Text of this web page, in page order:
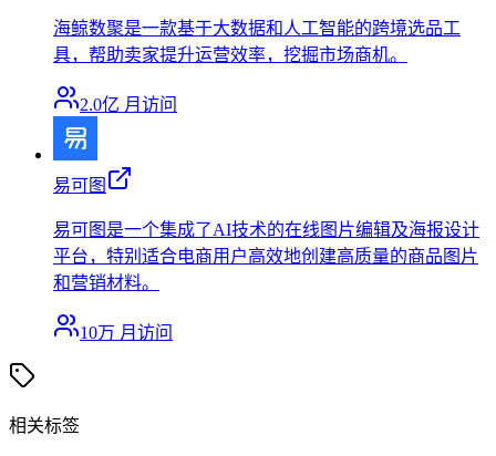
海鲸数聚是一款基于大数据和人工智能的跨境选品工
具，帮助卖家提升运营效率，挖掘市场商机。
2.0亿 月访问
易可图
易可图是一个集成了AI技术的在线图片编辑及海报设计
平台，特别适合电商用户高效地创建高质量的商品图片
和营销材料。
10万 月访问
相关标签